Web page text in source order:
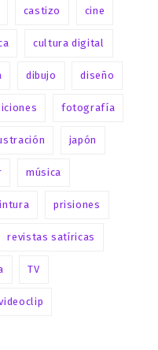
castizo cine
cultura digital
dibujo diseño
fotografía
japón
música
prisiones
revistas satíricas
TV